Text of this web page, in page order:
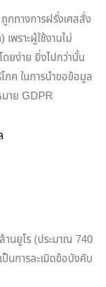
กทางการฝรั่งเศสสั่ง
พราะผู้ใช้งานไม่
ยง่าย ยิ่งไปกว่านั้น
ค ในการนำขอข้อมูล
าย GDPR
นยูโร (ประมาณ 740
นการละเมิดข้อบังคับ